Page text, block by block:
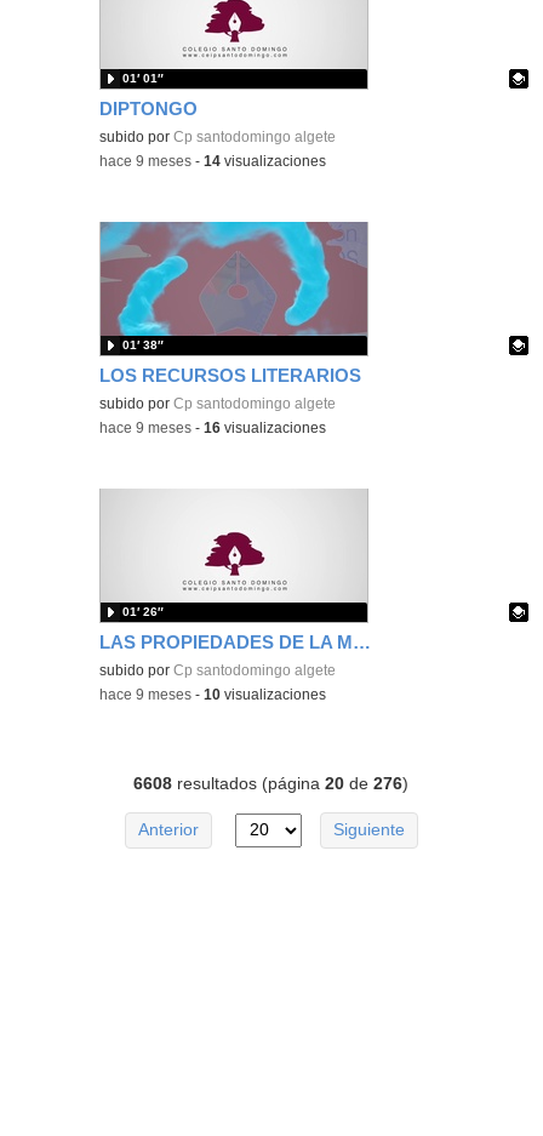
DIPTONGO
Contenido educativo.
subido porCp santodomingo algete
01′ 01″
-hace 9 meses -14 visualizaciones
LOS RECURSOS LITERARIOS
Contenido educativo.
subido porCp santodomingo algete
01′ 38″
-hace 9 meses -16 visualizaciones
LAS PROPIEDADES DE LA MULTIPLICACIÓN
Contenido educativo.
subido porCp santodomingo algete
01′ 26″
-hace 9 meses -10 visualizaciones
6608 resultados (página20 de276)
Anterior Siguiente